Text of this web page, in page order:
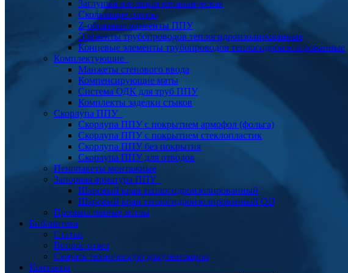
Заглушка изоляции металлическая
Скользящие опоры
Z-образные элементы ППУ
Элементы трубопроводов теплогидроизолированные
Концевые элементы трубопроводов теплогидроизолированные
Комплектующие
Манжеты стенового ввода
Компенсирующие маты
Система ОДК для труб ППУ
Комплекты заделки стыков
Скорлупа ППУ
Скорлупа ППУ с покрытием армофол (фольга)
Скорлупа ППУ с покрытием стеклопластик
Скорлупа ППУ без покрытия
Скорлупа ППУ для отводов
Пенопакеты монтажные
Запорная арматура ППУ
Шаровый кран теплогидроизолированный
Шаровый кран теплогидроизолированный ОЦ
Промышленные котлы
Библиотека
Статьи
Вопрос ответ
Скачать техническую документацию
Контакты